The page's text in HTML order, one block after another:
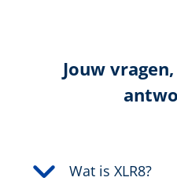
Geslacht:Jouw
Wat is XLR8?